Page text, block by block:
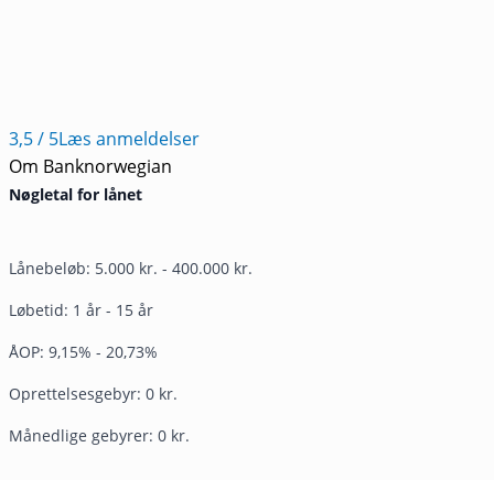
3,5/ 5Læs anmeldelser
Om Banknorwegian
Nøgletal for lånet
Lånebeløb: 5.000 kr. - 400.000 kr.
Løbetid: 1 år - 15 år
ÅOP: 9,15% - 20,73%
Oprettelsesgebyr: 0 kr.
Månedlige gebyrer: 0 kr.